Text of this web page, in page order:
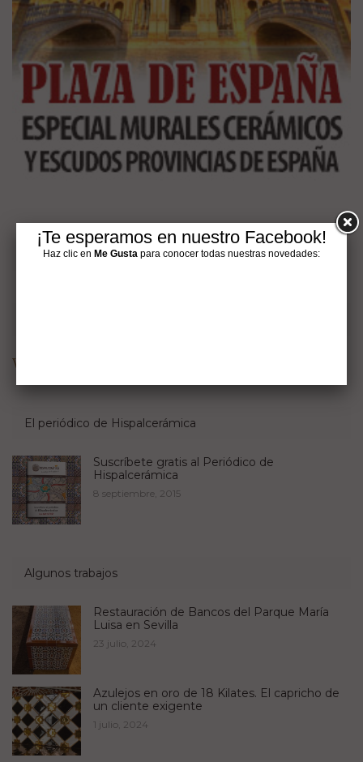
Google+
Visit Hispalcerámica's profile on Pinterest.
El periódico de Hispalcerámica
Suscríbete gratis al Periódico de
Hispalcerámica
8 septiembre, 2015
Algunos trabajos
Restauración de Bancos del Parque María
Luisa en Sevilla
23 julio, 2024
Azulejos en oro de 18 Kilates. El capricho de
un cliente exigente
1 julio, 2024
¡Te esperamos en nuestro Facebook!
Haz clic en Me Gusta para conocer todas nuestras novedades: